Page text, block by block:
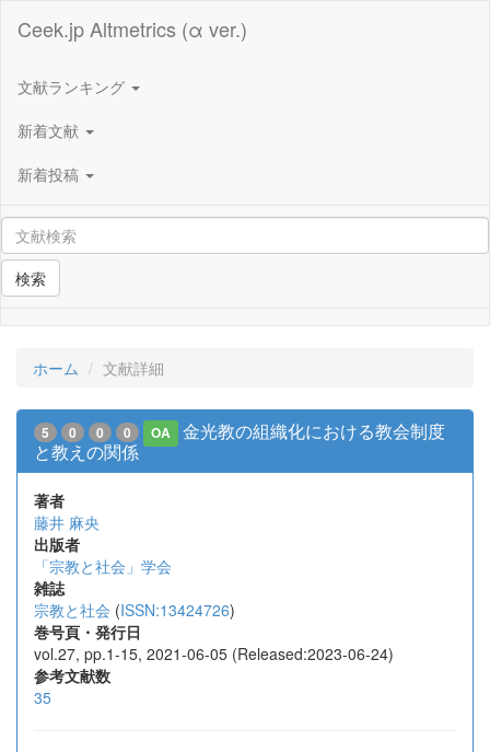
Ceek.jp Altmetrics (α ver.)
文献ランキング
新着文献
新着投稿
検索
ホーム 文献詳細
5 0 0 0 OA
金光教の組織化における教会制度
と教えの関係
著者
藤井 麻央
出版者
「宗教と社会」学会
雑誌
宗教と社会 (ISSN:13424726)
巻号頁・発行日
vol.27, pp.1-15, 2021-06-05 (Released:2023-06-24)
参考文献数
35